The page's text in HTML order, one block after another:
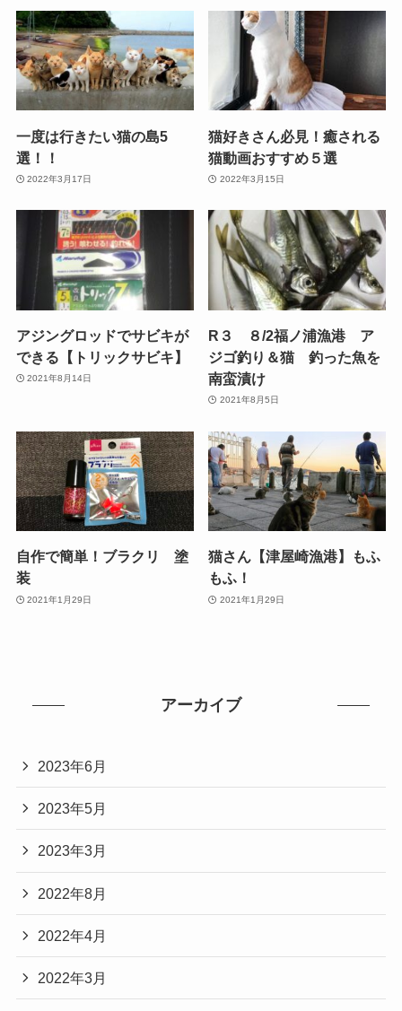
一度は行きたい猫の島5
選！！
2022年3月17日
猫好きさん必見！癒される
猫動画おすすめ５選
2022年3月15日
アジングロッドでサビキが
できる【トリックサビキ】
2021年8月14日
R３ ８/2福ノ浦漁港 ア
ジゴ釣り＆猫 釣った魚を
南蛮漬け
2021年8月5日
自作で簡単！ブラクリ 塗
装
2021年1月29日
猫さん【津屋崎漁港】もふ
もふ！
2021年1月29日
アーカイブ
2023年6月
2023年5月
2023年3月
2022年8月
2022年4月
2022年3月